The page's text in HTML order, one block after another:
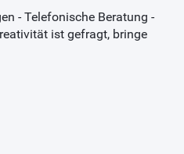
- Telefonische Beratung -
ist gefragt, bringe